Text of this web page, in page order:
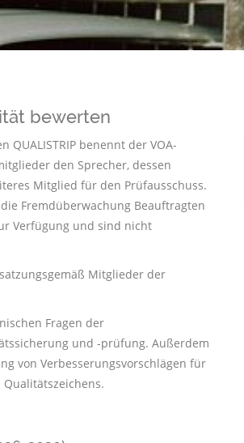
bewerten
QUALISTRIP benennt der VOA-
den Sprecher, dessen
Mitglied für den Prüfausschuss.
Fremdüberwachung Beauftragten
Verfügung und sind nicht
Mitglieder der
Fragen der
und -prüfung. Außerdem
von Verbesserungsvorschlägen für